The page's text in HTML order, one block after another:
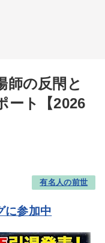
師の反閇と
ート【2026
有名人の前世
に参加中